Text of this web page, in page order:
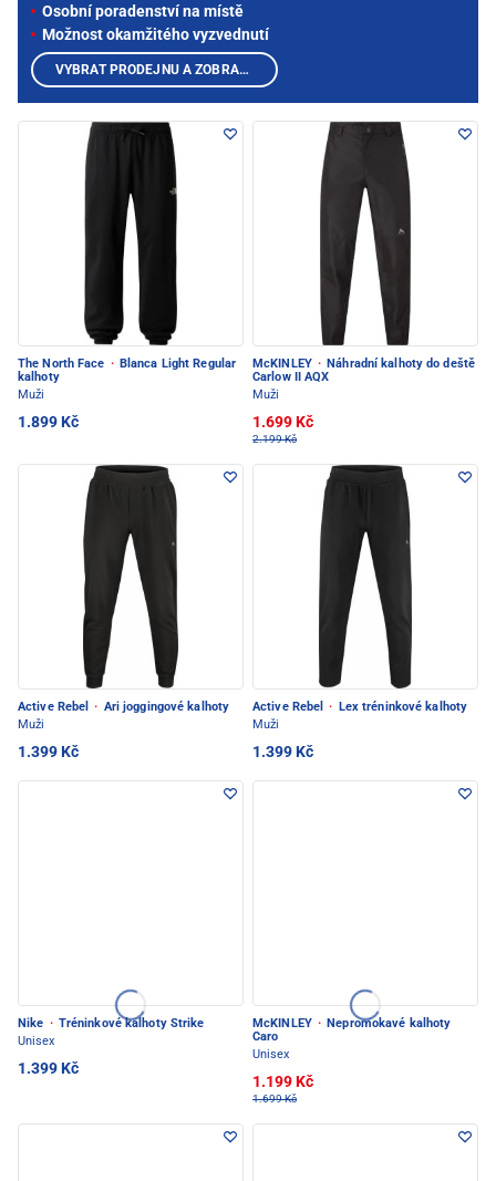
The North Face · Blanca Light Regular
kalhoty
Muži
1.899 Kč
McKINLEY · Náhradní kalhoty do deště
Carlow II AQX
Muži
1.699 Kč
2.199 Kč
Active Rebel · Ari joggingové kalhoty
Muži
1.399 Kč
Active Rebel ·
Lex tréninkové kalhoty
Muži
1.399 Kč
Nike · Tréninkové kalhoty Strike
Unisex
1.399 Kč
McKINLEY · Nepromokavé kalhoty
Caro
Unisex
1.199 Kč
1.699 Kč
Osobní poradenství na místě
Možnost okamžitého vyzvednutí
VYBRAT PRODEJNU A ZOBRAZIT PRODUKTY